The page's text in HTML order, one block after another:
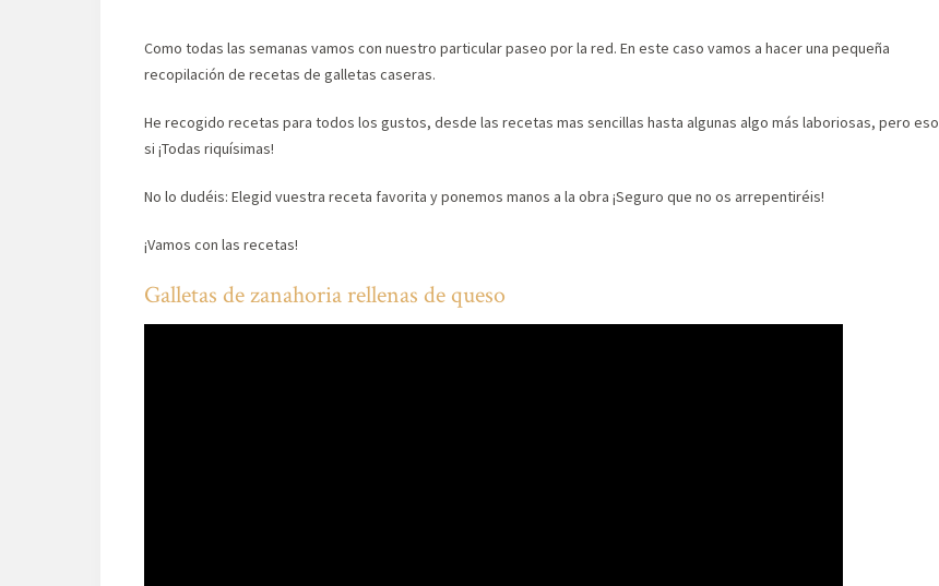
Como todas las semanas vamos con nuestro particular paseo por la red. En este caso vamos a hacer una pequeña
recopilación de recetas de galletas caseras.
He recogido recetas para todos los gustos, desde las recetas mas sencillas hasta algunas algo más laboriosas, pero eso
si ¡Todas riquísimas!
No lo dudéis: Elegid vuestra receta favorita y ponemos manos a la obra ¡Seguro que no os arrepentiréis!
¡Vamos con las recetas!
Galletas de zanahoria rellenas de queso